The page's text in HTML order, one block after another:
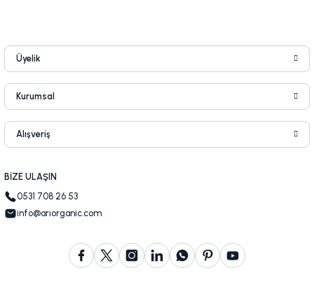
Üyelik
Kurumsal
Alışveriş
BİZE ULAŞIN
0531 708 26 53
info@arıorganic.com